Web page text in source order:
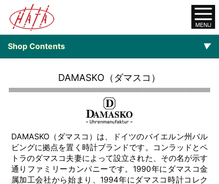
Shop Contents ▼
ご注文について
DAMASKO（ダマスコ）
DAMASKO（ダマスコ）は、ドイツのバイエルン州バル
ビングに拠点を置く時計ブランドです。コンラッドとペ
トラのダマスコ夫妻によって設立された、その名が示す
通りファミリーカンパニーです。1990年にダマスコ金
属加工会社から始まり、1994年にダマスコ時計コレク